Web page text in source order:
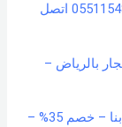
شركة مكافحة النمل الابيض بحفر الباطن – 0551154864 اتصل
بالرياض –
شركة تنظيف كنب بحائل – 0551154864 اتصل بنا – خصم 35% –